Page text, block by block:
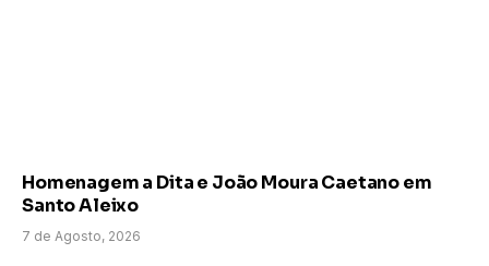
Homenagem a Dita e João Moura Caetano em
Santo Aleixo
7 de Agosto, 2026